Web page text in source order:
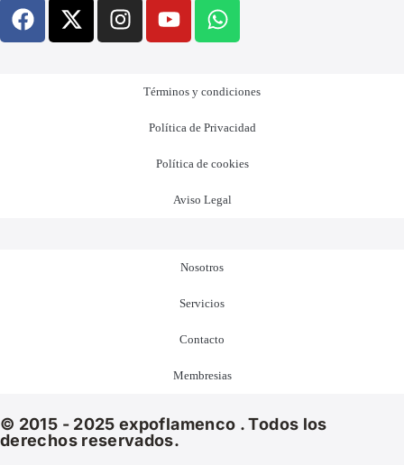
Términos y condiciones
Política de Privacidad
Política de cookies
Aviso Legal
Nosotros
Servicios
Contacto
Membresias
© 2015 - 2025 expoflamenco . Todos los
derechos reservados.